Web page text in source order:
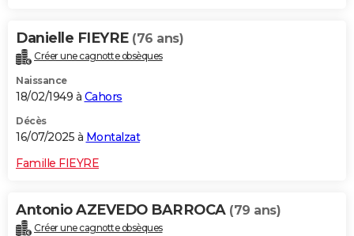
Danielle FIEYRE (76 ans)
Créer une cagnotte obsèques
Naissance
18/02/1949 à Cahors
Décès
16/07/2025 à Montalzat
Famille FIEYRE
Antonio AZEVEDO BARROCA (79 ans)
Créer une cagnotte obsèques